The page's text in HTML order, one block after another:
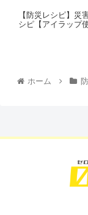
【防災レシピ】災
シピ【アイラップ使
ホーム